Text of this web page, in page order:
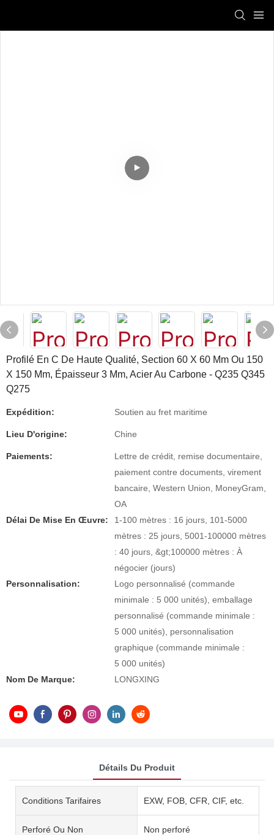
Profilé En C De Haute Qualité, Section 60 X 60 Mm Ou 150
X 150 Mm, Épaisseur 3 Mm, Acier Au Carbone - Q235 Q345
Q275
Expédition: Soutien au fret maritime
Lieu D'origine: Chine
Paiements:
Lettre de crédit, remise documentaire,
paiement contre documents, virement
bancaire, Western Union, MoneyGram,
OA
Délai De Mise En Œuvre:
1-100 mètres : 16 jours, 101-5000
mètres : 25 jours, 5001-100000 mètres
: 40 jours, &gt;100000 mètres : À
négocier (jours)
Personnalisation:
Logo personnalisé (commande
minimale : 5 000 unités), emballage
personnalisé (commande minimale :
5 000 unités), personnalisation
graphique (commande minimale :
5 000 unités)
Nom De Marque:
LONGXING
Détails Du Produit
Conditions Tarifaires EXW, FOB, CFR, CIF, etc.
Perforé Ou Non Non perforé